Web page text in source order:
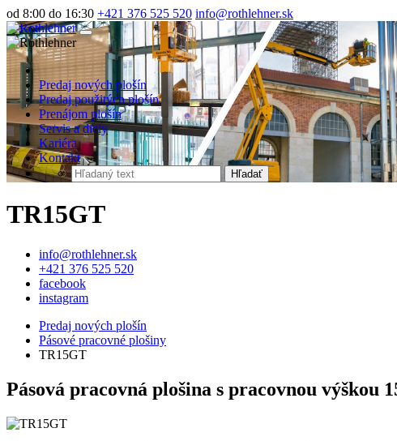
od 8:00 do 16:30 +421 376 525 520 info@rothlehner.sk
Predaj nových plošín
Predaj použitých plošín
Prenájom plošín
Servis a diely
Kariéra
Kontakt
Hľadať
TR15GT
info@rothlehner.sk
+421 376 525 520
facebook
instagram
Predaj nových plošín
Pásové pracovné plošiny
TR15GT
Pásová pracovná plošina s pracovnou výškou